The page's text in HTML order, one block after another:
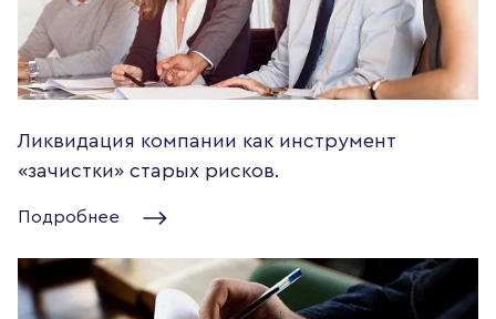
Ликвидация компании как инструмент
«зачистки» старых рисков.
Подробнее